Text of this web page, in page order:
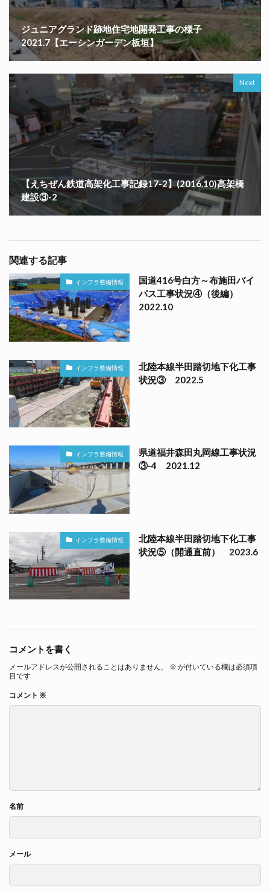
ジュニアグランド跡地住宅地開発工事の様子
2021.7【エーシンガーデン板垣】
Next
【えちぜん鉄道高架化工事記録17-2】(2016.10)高架橋
建設③-2
関連する記事
インフラ整備情報
国道416号白方～布施田バイ
パス工事状況④（後編）
2022.10
インフラ整備情報
北陸本線半田踏切地下化工事
状況③ 2022.5
インフラ整備情報
県道福井森田丸岡線工事状況
③-4 2021.12
インフラ整備情報
北陸本線半田踏切地下化工事
状況⑤（開通直前） 2023.6
コメントを書く
メールアドレスが公開されることはありません。 ※ が付いている欄は必須項
目です
コメント ※
名前
メール